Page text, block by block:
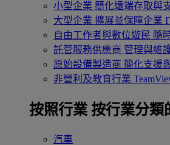
小型企業 簡化遠端存取與
大型企業 擴展並保障企業
自由工作者與數位遊民 隨
託管服務供應商 管理與維
原始設備製造商 簡化支援
非營利及教育行業
按照行業 按行業分類
汽車